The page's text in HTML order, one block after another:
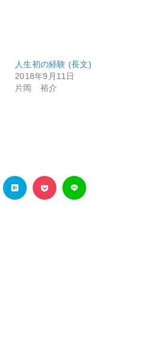
人生初の経験 (長文)
2018年9月11日
片岡 裕介